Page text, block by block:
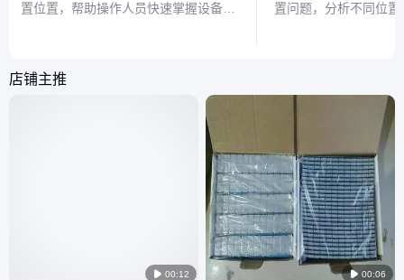
置位置，帮助操作人员快速掌握设备调
置问题，分析不同位
店铺主推
 00:12  00:06